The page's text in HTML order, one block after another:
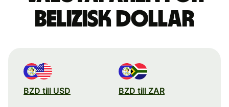
belizisk dollar
BZD till USD BZD till ZAR